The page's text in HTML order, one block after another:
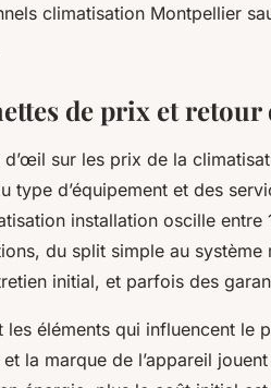
climatisation Montpellier
de prix et retour
d’œil sur les prix de la
type d’équipement et des
installation oscille
du split simple au
initial, et parfois des
les éléments qui influencent le
et la marque de l’appareil